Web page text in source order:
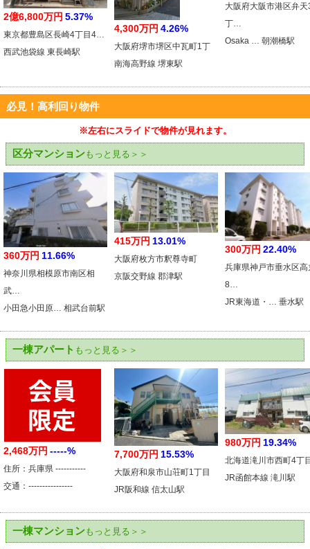
2億6,800万円 5.37%
東京都豊島区長崎4丁目4…
西武池袋線 東長崎駅
4,300万円 4.26%
大阪府堺市堺区中瓦町1丁
南海高野線 堺東駅
大阪府大阪市港区弁天
丁…
Osaka … 朝潮橋駅
必見！高利回り物件
※左右にスライドで物件が見れます。
区分マンションもっと見る＞＞
360万円 11.66%
神奈川県相模原市南区相
武…
小田急小田原… 相武台前駅
415万円 13.01%
大阪府枚方市釈尊寺町
京阪交野線 郡津駅
300万円 22.40%
兵庫県神戸市垂水区高
8…
JR東海道・… 垂水駅
一棟アパート もっと見る＞＞
2,468万円 -----%
住所：兵庫県 -----------
交通：----------------
7,700万円 15.53%
大阪府和泉市山荘町1丁目
JR阪和線 信太山駅
980万円 19.34%
北海道滝川市西町4丁
JR函館本線 滝川駅
一棟マンションもっと見る＞＞